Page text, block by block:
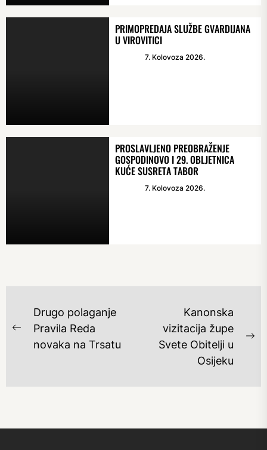
PRIMOPREDAJA SLUŽBE GVARDIJANA
U VIROVITICI
7. Kolovoza 2026.
PROSLAVLJENO PREOBRAŽENJE
GOSPODINOVO I 29. OBLJETNICA
KUĆE SUSRETA TABOR
7. Kolovoza 2026.
NAVIGACIJA
OBJAVA
Previous
post:
Drugo polaganje
Pravila Reda
novaka na Trsatu
Kanonska
vizitacija župe
Svete Obitelji u
Osijeku